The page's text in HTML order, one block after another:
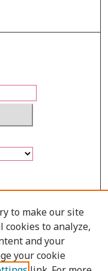
to make our site
cookies to analyze,
and your
your cookie